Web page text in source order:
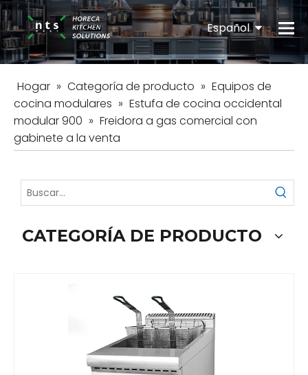
Español
English
Hogar » Categoría de producto » Equipos de
cocina modulares » Estufa de cocina occidental
modular 900 » Freidora a gas comercial con
gabinete a la venta
CATEGORÍA DE PRODUCTO